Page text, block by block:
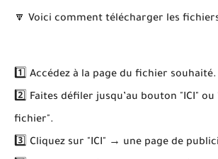
🔽 Voici comment télécharger les
1️⃣ Accédez à la page du fichier souhaité.
2️⃣ Faites défiler jusqu’au bouton "ICI"
fichier".
3️⃣ Cliquez sur "ICI" → une page de